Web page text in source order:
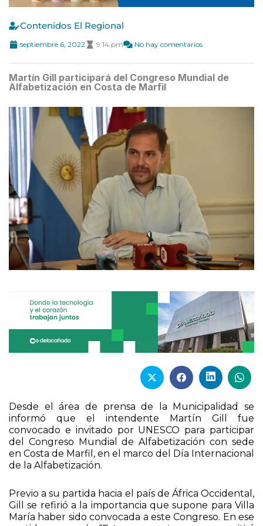
Contenidos El Regional
septiembre 6, 2022 9:14 pm No hay comentarios
Martín Gill participará del Congreso Mundial de
Alfabetización en Costa de Marfil
Desde el área de prensa de la Municipalidad se
informó que el intendente Martín Gill fue
convocado e invitado por UNESCO para participar
del Congreso Mundial de Alfabetización con sede
en Costa de Marfil, en el marco del Día Internacional
de la Alfabetización.
Previo a su partida hacia el país de África Occidental,
Gill se refirió a la importancia que supone para Villa
María haber sido convocada a este Congreso. En ese